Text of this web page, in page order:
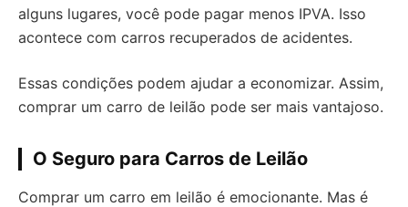
alguns lugares, você pode pagar menos IPVA. Isso
acontece com carros recuperados de acidentes.
Essas condições podem ajudar a economizar. Assim,
comprar um carro de leilão pode ser mais vantajoso.
O Seguro para Carros de Leilão
Comprar um carro em leilão é emocionante. Mas é